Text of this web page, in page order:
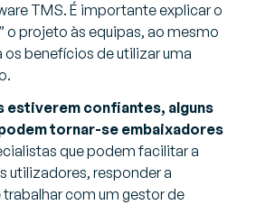
TMS. É importante explicar o
o projeto às equipas, ao mesmo
benefícios de utilizar uma
estiverem confiantes, alguns
tornar-se embaixadores
que podem facilitar a
utilizadores, responder a
com um gestor de